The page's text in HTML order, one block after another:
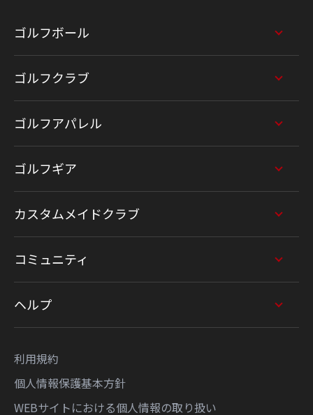
ゴルフボール
ゴルフクラブ
ゴルフアパレル
ゴルフギア
カスタムメイドクラブ
コミュニティ
ヘルプ
利用規約
個人情報保護基本方針
WEBサイトにおける個人情報の取り扱い